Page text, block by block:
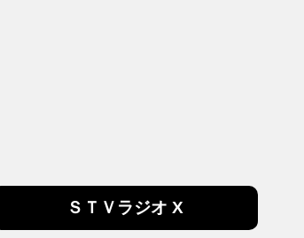
ＳＴＶラジオ X